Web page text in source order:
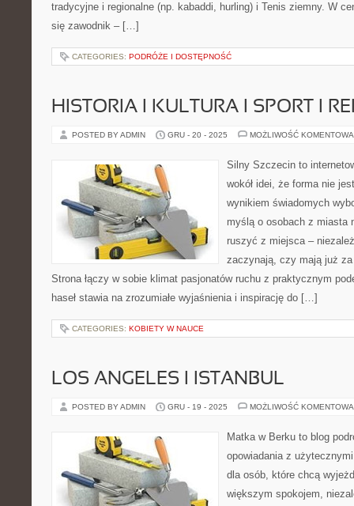
tradycyjne i regionalne (np. kabaddi, hurling) i Tenis ziemny. W
się zawodnik – […]
CATEGORIES: PODRÓŻE I DOSTĘPNOŚĆ
HISTORIA I KULTURA I SPORT I
POSTED BY ADMIN GRU - 20 - 2025 MOŻLIWOŚĆ
Silny Szczecin to
wokół idei, że forma nie
wynikiem świadomych
myślą o osobach z miasta
ruszyć z miejsca –
zaczynają, czy mają już
Strona łączy w sobie klimat pasjonatów ruchu z praktycznym
haseł stawia na zrozumiałe wyjaśnienia i inspirację do […]
CATEGORIES: KOBIETY W NAUCE
LOS ANGELES I ISTANBUL
POSTED BY ADMIN GRU - 19 - 2025 MOŻLIWOŚĆ
Matka w Berku to blog
opowiadania z
dla osób, które chcą
większym spokojem,